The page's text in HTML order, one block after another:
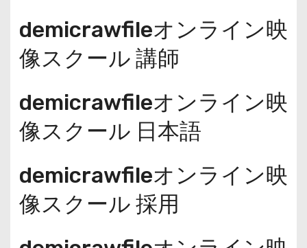
demicrawfileオンライン映
像スクール 講師
demicrawfileオンライン映
像スクール 日本語
demicrawfileオンライン映
像スクール 採用